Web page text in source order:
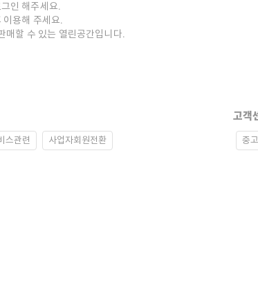
인 해주세요.
이용해 주세요.
매할 수 있는 열린공간입니다.
스관련 사업자회원전환
고객
중